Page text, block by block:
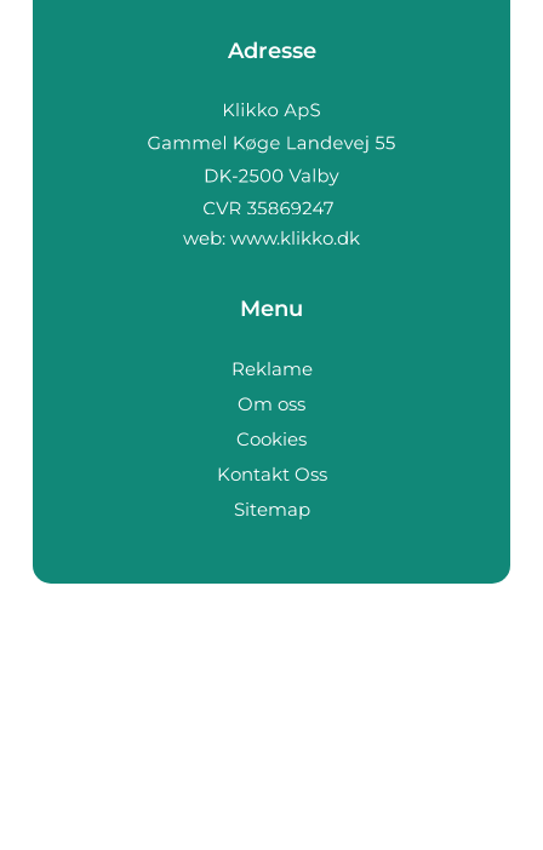
Adresse
web: www.klikko.dk
Menu
Reklame
Om oss
Cookies
Kontakt Oss
Sitemap